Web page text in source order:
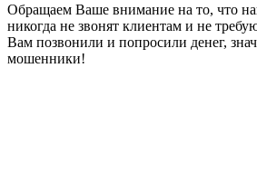
Обращаем Ваше внимание на то, что
никогда не звонят клиентам и не
Вам позвонили и попросили денег,
мошенники!